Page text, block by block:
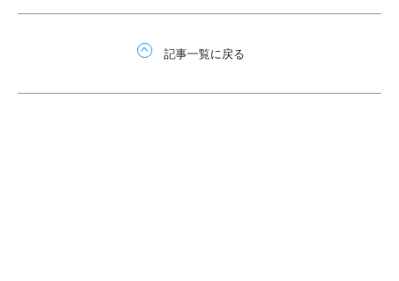
記事一覧に戻る